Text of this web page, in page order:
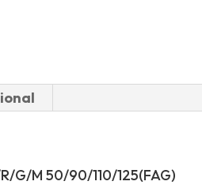
G/M 50/90/110/125(FAG)